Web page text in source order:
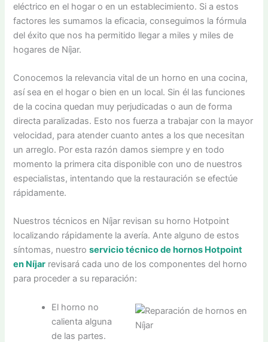
eléctrico en el hogar o en un establecimiento. Si a estos
factores les sumamos la eficacia, conseguimos la fórmula
del éxito que nos ha permitido llegar a miles y miles de
hogares de Níjar.
Conocemos la relevancia vital de un horno en una cocina,
así sea en el hogar o bien en un local. Sin él las funciones
de la cocina quedan muy perjudicadas o aun de forma
directa paralizadas. Esto nos fuerza a trabajar con la mayor
velocidad, para atender cuanto antes a los que necesitan
un arreglo. Por esta razón damos siempre y en todo
momento la primera cita disponible con uno de nuestros
especialistas, intentando que la restauración se efectúe
rápidamente.
Nuestros técnicos en Níjar revisan su horno Hotpoint
localizando rápidamente la avería. Ante alguno de estos
síntomas, nuestroservicio técnico de hornos Hotpoint
en Níjar revisará cada uno de los componentes del horno
para proceder a su reparación:
El horno no
calienta alguna
de las partes.